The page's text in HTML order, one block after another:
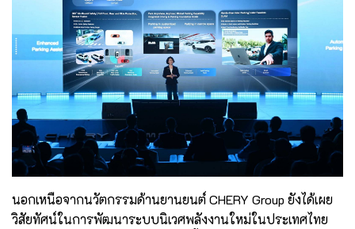
นอกเหนือจากนวัตกรรมด้านยานยนต์ CHERY Group ยังได้เผย
วิสัยทัศน์ในการพัฒนาระบบนิเวศพลังงานใหม่ในประเทศไทย